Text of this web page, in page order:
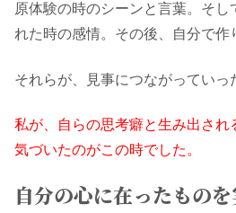
原体験の時のシーンと言葉。そし
れた時の感情。その後、自分で作
それらが、見事につながっていっ
私が、自らの思考癖と生み出され
気づいたのがこの時でした。
自分の心に在ったもの